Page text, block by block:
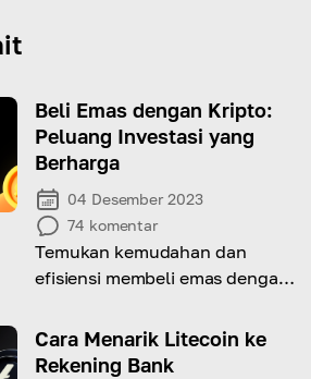
Beli Emas dengan Kripto:
Peluang Investasi yang
Berharga
04 Desember 2023
74 komentar
Temukan kemudahan dan
efisiensi membeli emas dengan
Cara Menarik Litecoin ke
Rekening Bank